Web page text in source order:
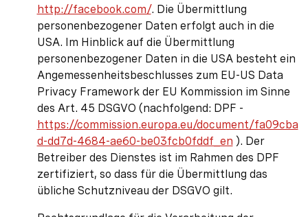
http://facebook.com/. Die Übermittlung
personenbezogener Daten erfolgt auch in die
USA. Im Hinblick auf die Übermittlung
personenbezogener Daten in die USA besteht ein
Angemessenheitsbeschlusses zum EU-US Data
Privacy Framework der EU Kommission im Sinne
des Art. 45 DSGVO (nachfolgend: DPF -
https://commission.europa.eu/document/fa09cba
d-dd7d-4684-ae60-be03fcb0fddf_en ). Der
Betreiber des Dienstes ist im Rahmen des DPF
zertifiziert, so dass für die Übermittlung das
übliche Schutzniveau der DSGVO gilt.